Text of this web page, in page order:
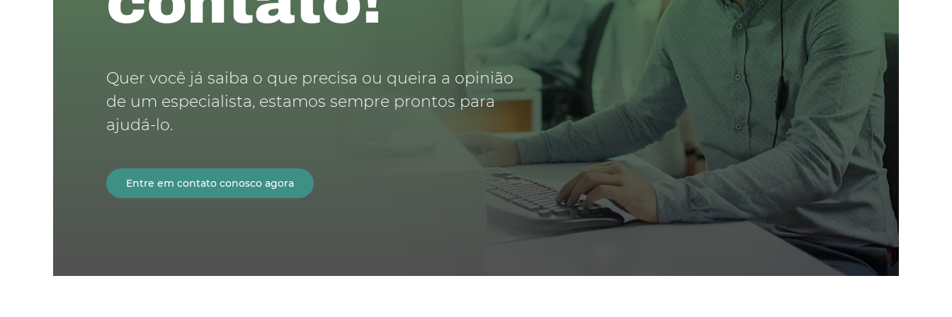
Quer você já saiba o que precisa ou queira a opinião
de um especialista, estamos sempre prontos para
ajudá-lo.
Entre em contato conosco agora